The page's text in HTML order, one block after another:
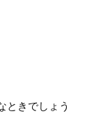
ときでしょう